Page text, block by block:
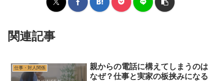
関連記事
仕事・対人関係
親からの電話に構えてしまうのは
なぜ？仕事と実家の板挟みになる